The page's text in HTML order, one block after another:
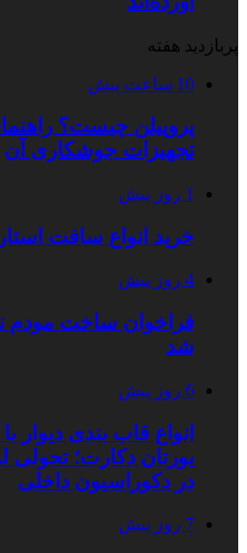
پربازدید هفته
10 ساعت پیش
پروپیلن چیست؟
تجهیزات جوشکاری آن
1 روز پیش
خرید انواع سافت
4 روز پیش
فراخوان ساخت مودم
شد
6 روز پیش
انواع قاب بندی
یورتان دکارت؛
در دکوراسیون داخلی
7 روز پیش